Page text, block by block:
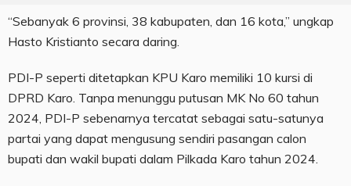
“Sebanyak 6 provinsi, 38 kabupaten, dan 16 kota,” ungkap
Hasto Kristianto secara daring.
PDI-P seperti ditetapkan KPU Karo memiliki 10 kursi di
DPRD Karo. Tanpa menunggu putusan MK No 60 tahun
2024, PDI-P sebenarnya tercatat sebagai satu-satunya
partai yang dapat mengusung sendiri pasangan calon
bupati dan wakil bupati dalam Pilkada Karo tahun 2024.